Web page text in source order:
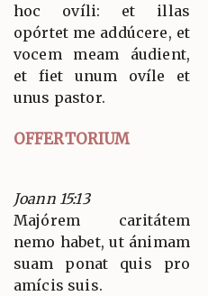
hoc ovíli: et illas
opórtet me addúcere, et
vocem meam áudient,
et fiet unum ovíle et
unus pastor.
OFFERTORIUM
Joann 15:13
Majórem caritátem
nemo habet, ut ánimam
suam ponat quis pro
amícis suis.